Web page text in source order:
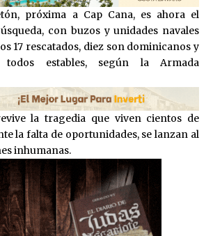
próxima a Cap Cana, es ahora el
con buzos y unidades navales
17 rescatados, diez son dominicanos y
todos estables, según la Armada
la tragedia que viven cientos de
la falta de oportunidades, se lanzan al
inhumanas.